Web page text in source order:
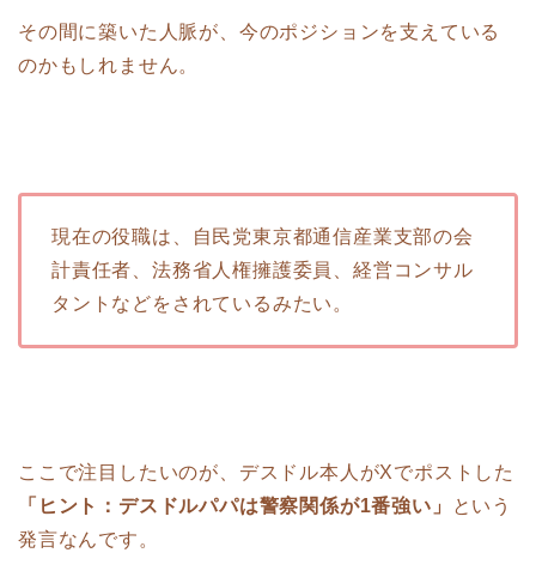
その間に築いた人脈が、今のポジションを支えている
のかもしれません。
現在の役職は、自民党東京都通信産業支部の会
計責任者、法務省人権擁護委員、経営コンサル
タントなどをされているみたい。
ここで注目したいのが、デスドル本人がXでポストした
「ヒント：デスドルパパは警察関係が1番強い」
という
発言なんです。